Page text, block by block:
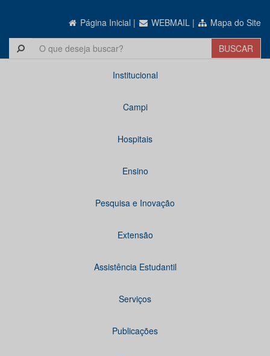
Página Inicial | WEBMAIL | Mapa do Site
Institucional
Campi
Hospitais
Ensino
Pesquisa e Inovação
Extensão
Assistência Estudantil
Serviços
Publicações